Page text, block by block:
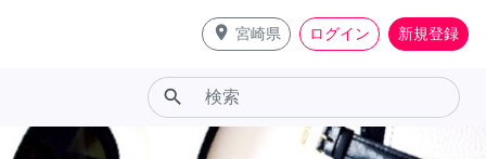
place 宮崎県 ログイン 新規登録
search